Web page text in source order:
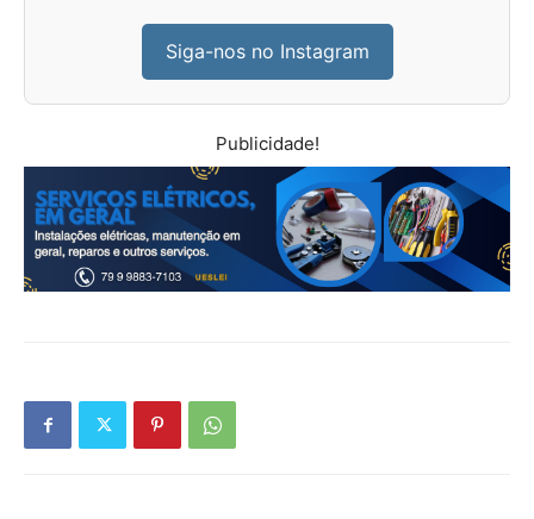
Siga-nos no Instagram
Publicidade!